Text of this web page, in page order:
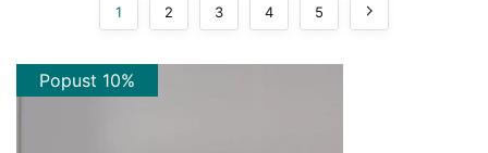
1 2 3 4 5
Popust 10%